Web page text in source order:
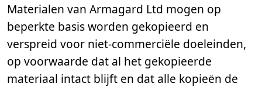
Materialen van Armagard Ltd mogen op
beperkte basis worden gekopieerd en
verspreid voor niet-commerciële doeleinden,
op voorwaarde dat al het gekopieerde
materiaal intact blijft en dat alle kopieën de